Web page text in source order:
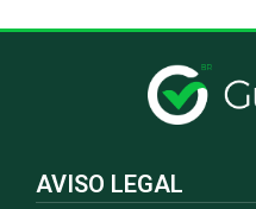
AVISO LEGAL